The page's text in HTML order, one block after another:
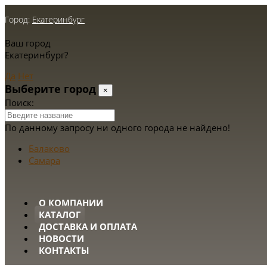
Город: Екатеринбург
Ваш город
Екатеринбург?
Да Нет
Выберите город ×
Поиск:
По данному запросу ни одного города не найдено!
Балаково
Самара
О КОМПАНИИ
КАТАЛОГ
ДОСТАВКА И ОПЛАТА
НОВОСТИ
КОНТАКТЫ